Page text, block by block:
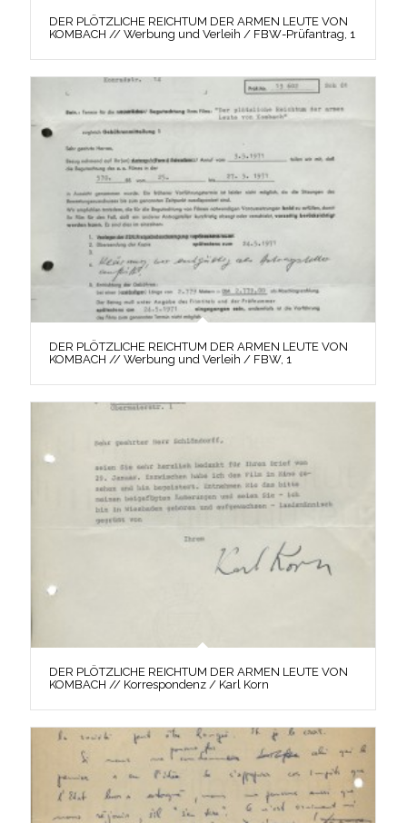
DER PLÖTZLICHE REICHTUM DER ARMEN LEUTE VON
KOMBACH // Werbung und Verleih / FBW-Prüfantrag, 1
DER PLÖTZLICHE REICHTUM DER ARMEN LEUTE VON
KOMBACH // Werbung und Verleih / FBW, 1
DER PLÖTZLICHE REICHTUM DER ARMEN LEUTE VON
KOMBACH // Korrespondenz / Karl Korn